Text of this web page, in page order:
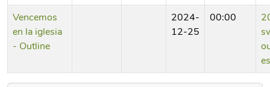
Vencemos
en la iglesia
- Outline
2024-
12-25
00:00